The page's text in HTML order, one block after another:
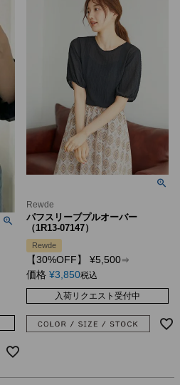
Rewde
パフスリーブプルオーバー
（1R13-07147）
Rewde
【30%OFF】 ¥5,500⇒
価格 ¥3,850税込
入荷リクエスト受付中